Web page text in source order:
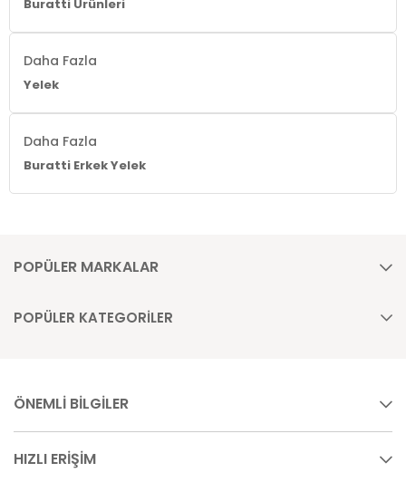
Buratti Ürünleri
Daha Fazla
Yelek
Daha Fazla
Buratti Erkek Yelek
POPÜLER MARKALAR
POPÜLER KATEGORİLER
ÖNEMLİ BİLGİLER
HIZLI ERİŞİM